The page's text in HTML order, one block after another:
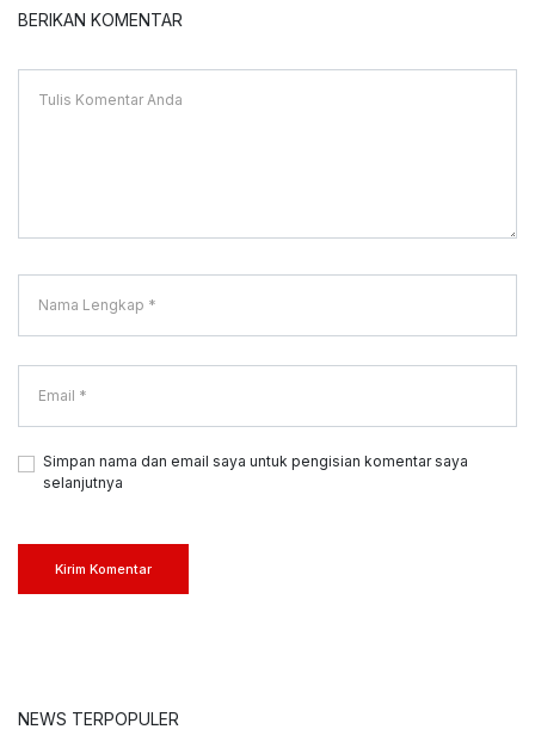
BERIKAN KOMENTAR
Simpan nama dan email saya untuk pengisian komentar saya
selanjutnya
Kirim Komentar
NEWS TERPOPULER